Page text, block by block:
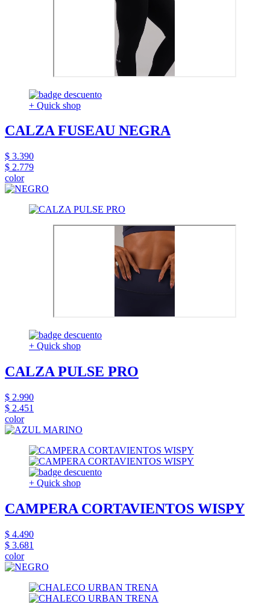
+ Quick shop
CALZA FUSEAU NEGRA
$ 3.390
$ 2.779
color
+ Quick shop
CALZA PULSE PRO
$ 2.990
$ 2.451
color
+ Quick shop
CAMPERA CORTAVIENTOS WISPY
$ 4.490
$ 3.681
color